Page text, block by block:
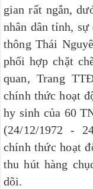
gian rất ngắn,
nhân dân tỉnh,
thông Thái
phối hợp chặt
quan,Trang
chính thức hoạt
hy sinh của 60
(24/12/1972 -
chính thức hoạt
thu hút hàng
dõi.